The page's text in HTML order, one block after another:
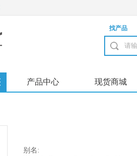
找产品
产品中心 现货商城
别名: